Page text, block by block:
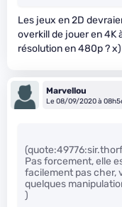
Les jeux en 2D
overkill de jouer en 4K
résolution en 480p ? x)
Marvellou
Le 08/09/2020 à
Pas forcement, elle
facilement pas cher,
quelques
)